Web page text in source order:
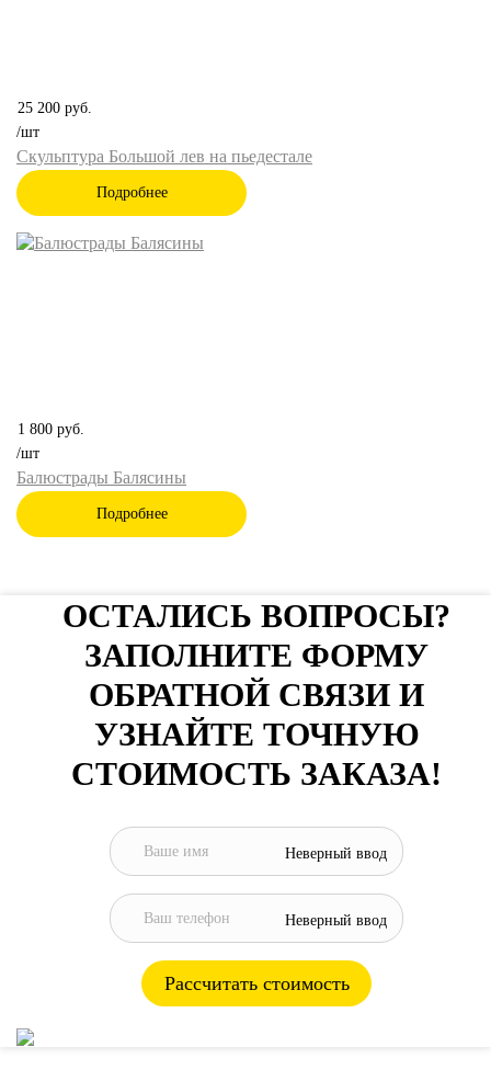
25 200 руб.
/шт
Скульптура Большой лев на пьедестале
Подробнее
1 800 руб.
/шт
Балюстрады Балясины
Подробнее
ОСТАЛИСЬ ВОПРОСЫ?
ЗАПОЛНИТЕ ФОРМУ
ОБРАТНОЙ СВЯЗИ И
УЗНАЙТЕ ТОЧНУЮ
СТОИМОСТЬ ЗАКАЗА!
Неверный ввод
Неверный ввод
Рассчитать стоимость